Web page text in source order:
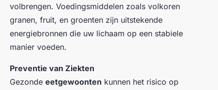
volbrengen. Voedingsmiddelen zoals volkoren
granen, fruit, en groenten zijn uitstekende
energiebronnen die uw lichaam op een stabiele
manier voeden.
Preventie van Ziekten
Gezonde eetgewoonten kunnen het risico op